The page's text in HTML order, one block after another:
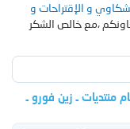
و الإقتراحات و
،مع خالص الشكر
منتديات ـ زين فورو ـ